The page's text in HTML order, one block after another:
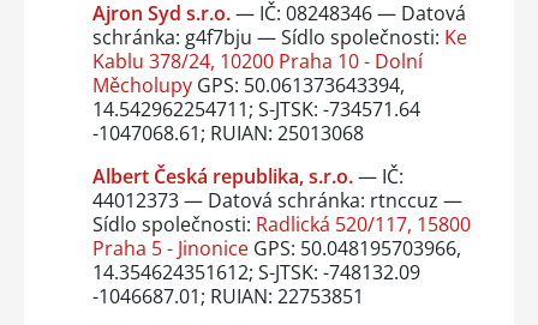
Ajron Syd s.r.o.— IČ: 08248346 — Datová
schránka: g4f7bju — Sídlo společnosti: Ke
Kablu 378/24, 10200 Praha 10 - Dolní
MěcholupyGPS: 50.061373643394,
14.542962254711; S-JTSK: -734571.64
-1047068.61; RUIAN: 25013068
Albert Česká republika, s.r.o.— IČ:
44012373 — Datová schránka: rtnccuz —
Sídlo společnosti: Radlická 520/117, 15800
Praha 5 - JinoniceGPS: 50.048195703966,
14.354624351612; S-JTSK: -748132.09
-1046687.01; RUIAN: 22753851